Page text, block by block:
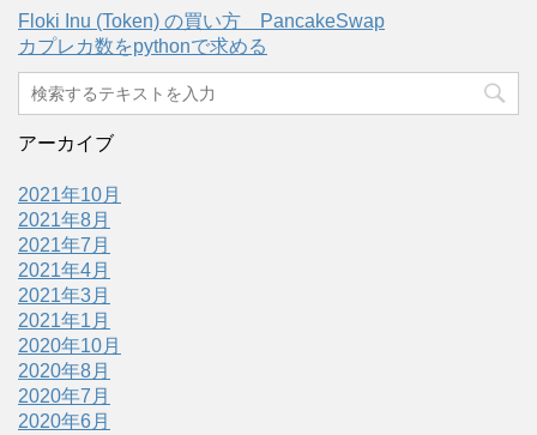
Floki Inu (Token) の買い方 PancakeSwap
カプレカ数をpythonで求める
アーカイブ
2021年10月
2021年8月
2021年7月
2021年4月
2021年3月
2021年1月
2020年10月
2020年8月
2020年7月
2020年6月